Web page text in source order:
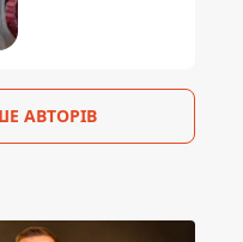
АВТОРІВ